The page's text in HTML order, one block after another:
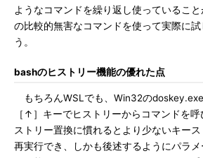
ようなコマンドを繰り返し使っているこ
の比較的無害なコマンドを使って実際に
う。
bashのヒストリー機能の優れた点
もちろんWSLでも、Win32の
［↑］キーでヒストリーからコマンドを
ストリー置換に慣れるとより少ないキー
再実行でき、しかも後述するようにパラ